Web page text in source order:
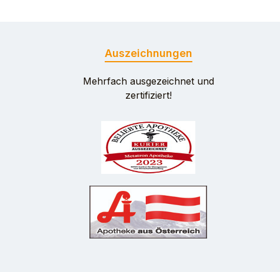
Auszeichnungen
Mehrfach ausgezeichnet und
zertifiziert!